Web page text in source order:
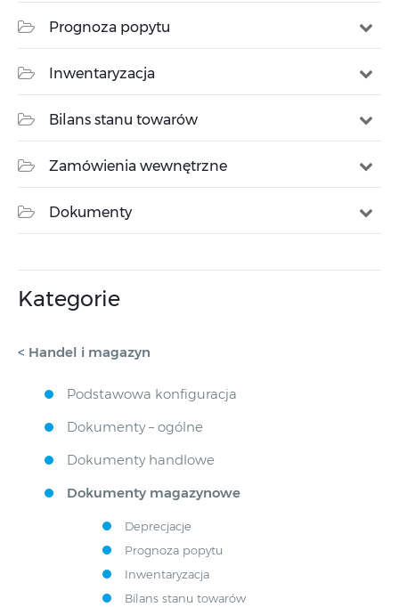
Prognoza popytu
Inwentaryzacja
Bilans stanu towarów
Zamówienia wewnętrzne
Dokumenty
Kategorie
< Handel i magazyn
Podstawowa konfiguracja
Dokumenty – ogólne
Dokumenty handlowe
Dokumenty magazynowe
Deprecjacje
Prognoza popytu
Inwentaryzacja
Bilans stanu towarów